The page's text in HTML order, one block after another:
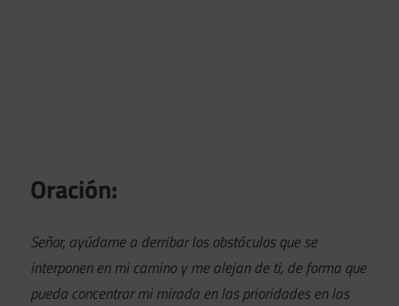
Oración:
Señor, ayúdame a derribar los obstáculos que se
interponen en mi camino y me alejan de ti, de forma que
pueda concentrar mi mirada en las prioridades en las